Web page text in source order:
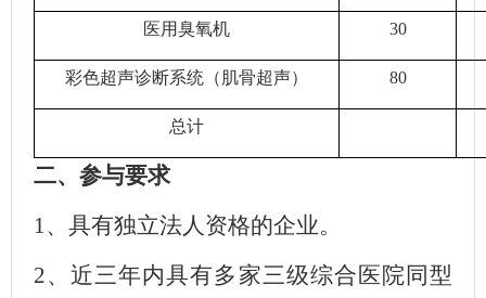
医用臭氧机 30
彩色超声诊断系统（肌骨超声） 80
总计
二、 参与要求
1、具有独立法人资格的企业。
2、近三年内具有多家三级综合医院同型